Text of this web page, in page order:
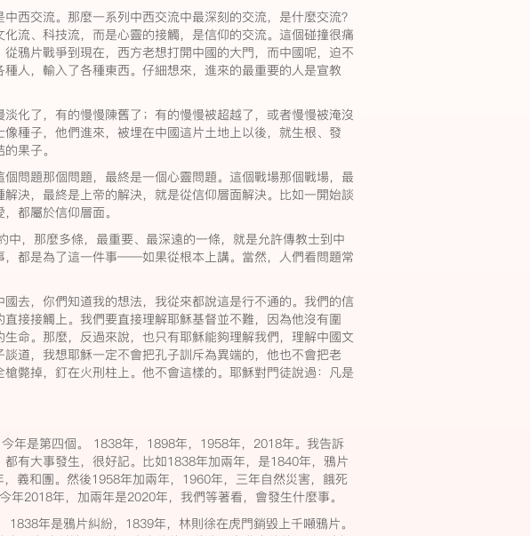
西交流。那麼一系列中西交流中最深刻的交流，是什麼交流？
流、科技流，而是心靈的接觸，是信仰的交流。這個碰撞很痛
鴉片戰爭到現在，西方老想打開中國的大門，而中國呢，迫不
人，輸入了各種東西。仔細想來，進來的最重要的人是宣教
化了，有的慢慢陳舊了；有的慢慢被超越了，或者慢慢被淹沒
種子，他們進來，被埋在中國這片土地上以後，就生根、發
果子。
問題那個問題，最終是一個心靈問題。這個戰場那個戰場，最
決，最終是上帝的解決，就是從信仰層面解決。比如一開始談
都屬於信仰層面。
中，那麼多條，最重要、最深遠的一條，就是允許傳教士到中
，都是為了這一件事——如果從根本上講。當然，人們看問題常
去，你們知道我的想法，我從來都說這是行不通的。我們的信
接接觸上。我們要直接理解耶穌基督並不難，因為他沒有圍
命。那麼，反過來說，也只有耶穌能夠理解我們，理解中國文
道，我想耶穌一定不會把孔子訓斥為異端的，他也不會把老
斃掉，釘在火刑柱上。他不會這樣的。耶穌對門徒說過：凡是
年是第四個。 1838年，1898年，1958年，2018年。我告訴
有大事發生，很好記。比如1838年加兩年，是1840年，鴉片
義和團。然後1958年加兩年，1960年，三年自然災害，餓死
年2018年，加兩年是2020年，我們等著看，會發生什麼事。
年是鴉片糾紛，1839年，林則徐在虎門銷毀上千噸鴉片。